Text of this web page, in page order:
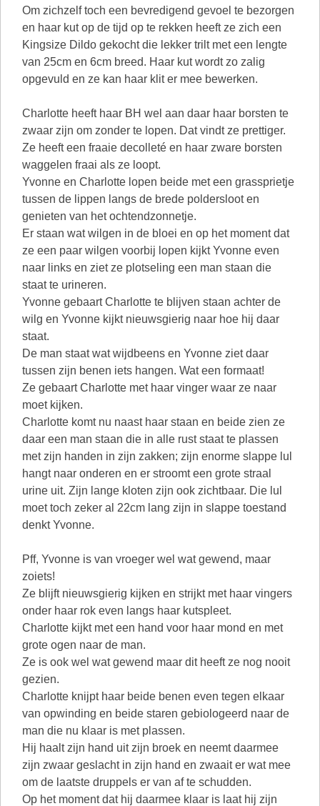
Om zichzelf toch een bevredigend gevoel te bezorgen
en haar kut op de tijd op te rekken heeft ze zich een
Kingsize Dildo gekocht die lekker trilt met een lengte
van 25cm en 6cm breed. Haar kut wordt zo zalig
opgevuld en ze kan haar klit er mee bewerken.
Charlotte heeft haar BH wel aan daar haar borsten te
zwaar zijn om zonder te lopen. Dat vindt ze prettiger.
Ze heeft een fraaie decolleté en haar zware borsten
waggelen fraai als ze loopt.
Yvonne en Charlotte lopen beide met een grassprietje
tussen de lippen langs de brede poldersloot en
genieten van het ochtendzonnetje.
Er staan wat wilgen in de bloei en op het moment dat
ze een paar wilgen voorbij lopen kijkt Yvonne even
naar links en ziet ze plotseling een man staan die
staat te urineren.
Yvonne gebaart Charlotte te blijven staan achter de
wilg en Yvonne kijkt nieuwsgierig naar hoe hij daar
staat.
De man staat wat wijdbeens en Yvonne ziet daar
tussen zijn benen iets hangen. Wat een formaat!
Ze gebaart Charlotte met haar vinger waar ze naar
moet kijken.
Charlotte komt nu naast haar staan en beide zien ze
daar een man staan die in alle rust staat te plassen
met zijn handen in zijn zakken; zijn enorme slappe lul
hangt naar onderen en er stroomt een grote straal
urine uit. Zijn lange kloten zijn ook zichtbaar. Die lul
moet toch zeker al 22cm lang zijn in slappe toestand
denkt Yvonne.
Pff, Yvonne is van vroeger wel wat gewend, maar
zoiets!
Ze blijft nieuwsgierig kijken en strijkt met haar vingers
onder haar rok even langs haar kutspleet.
Charlotte kijkt met een hand voor haar mond en met
grote ogen naar de man.
Ze is ook wel wat gewend maar dit heeft ze nog nooit
gezien.
Charlotte knijpt haar beide benen even tegen elkaar
van opwinding en beide staren gebiologeerd naar de
man die nu klaar is met plassen.
Hij haalt zijn hand uit zijn broek en neemt daarmee
zijn zwaar geslacht in zijn hand en zwaait er wat mee
om de laatste druppels er van af te schudden.
Op het moment dat hij daarmee klaar is laat hij zijn